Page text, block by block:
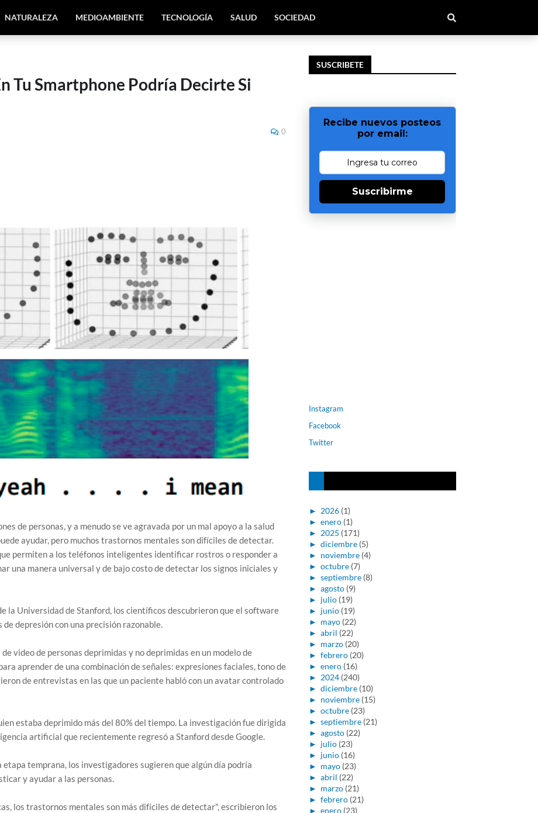
NATURALEZA MEDIOAMBIENTE TECNOLOGÍA SALUD SOCIEDAD
Tu Smartphone Podría Decirte Si
0
de personas, y a menudo se ve agravada por un mal apoyo a la salud
ayudar, pero muchos trastornos mentales son difíciles de detectar.
permiten a los teléfonos inteligentes identificar rostros o responder a
una manera universal y de bajo costo de detectar los signos iniciales y
la Universidad de Stanford, los científicos descubrieron que el software
depresión con una precisión razonable.
video de personas deprimidas y no deprimidas en un modelo de
aprender de una combinación de señales: expresiones faciales, tono de
de entrevistas en las que un paciente habló con un avatar controlado
estaba deprimido más del 80% del tiempo. La investigación fue dirigida
artificial que recientemente regresó a Stanford desde Google.
temprana, los investigadores sugieren que algún día podría
y ayudar a las personas.
los trastornos mentales son más difíciles de detectar", escribieron los
SUSCRIBETE
Recibe nuevos posteos
por email:
Suscribirme
Instagram
Facebook
Twitter
► 2026 (1)
► enero (1)
► 2025 (171)
► diciembre (5)
► noviembre (4)
► octubre (7)
► septiembre (8)
► agosto (9)
► julio (19)
► junio (19)
► mayo (22)
► abril (22)
► marzo (20)
► febrero (20)
► enero (16)
► 2024 (240)
► diciembre (10)
► noviembre (15)
► octubre (23)
► septiembre (21)
► agosto (22)
► julio (23)
► junio (16)
► mayo (23)
► abril (22)
► marzo (21)
► febrero (21)
► enero (23)